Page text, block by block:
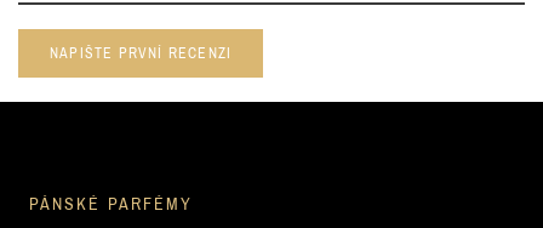
NAPIŠTE PRVNÍ RECENZI
PÁNSKÉ PARFÉMY